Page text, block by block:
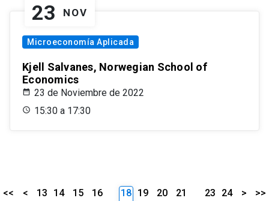
23 NOV
Microeconomía Aplicada
Kjell Salvanes, Norwegian School of
Economics
23 de Noviembre de 2022
15:30 a 17:30
<< < 13 14 15
16
18 19 20
21
23 24 > >>